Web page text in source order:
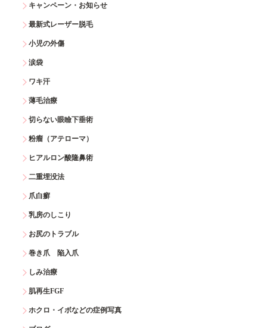
キャンペーン・お知らせ
最新式レーザー脱毛
小児の外傷
涙袋
ワキ汗
薄毛治療
切らない眼瞼下垂術
粉瘤（アテローマ）
ヒアルロン酸隆鼻術
二重埋没法
爪白癬
乳房のしこり
お尻のトラブル
巻き爪 陥入爪
しみ治療
肌再生FGF
ホクロ・イボなどの症例写真